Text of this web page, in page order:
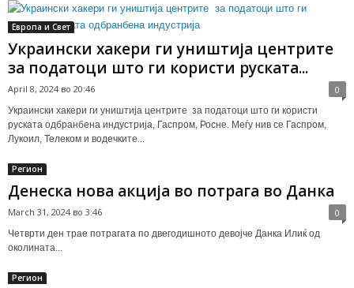
Европа и Свет
Украински хакери ги уништија центрите
за податоци што ги користи руската...
April 8, 2024 во 20:46 0
Украински хакери ги уништија центрите за податоци што ги користи
руската одбранбена индустрија, Гаспром, Росне. Меѓу нив се Гаспром,
Лукоил, Телеком и водечките...
Регион
Денеска нова акција во потрага во Данка
March 31, 2024 во 3:46 0
Четврти ден трае потрагата по двегодишното девојче Данка Илиќ од
околината...
Регион